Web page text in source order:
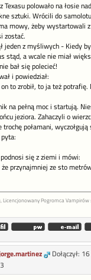
polowało na łosie
sztuki. Wrócili do
mowy, żeby wystartowali
zostać.
jeden z myśliwych - Kiedy
stąd, a wcale nie miał
bał się polecieć!
i powiedział:
to zrobił, to ja też
na pełną moc i startują.
jeziora. Zahaczyli o
trochę połamani,
się z ziemi i mówi:
przynajmniej ze sto
Pogromca Vampirów
Dołączył: